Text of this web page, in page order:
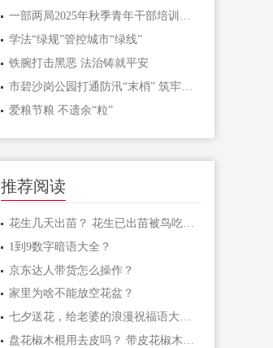
一部两局2025年秋季青年干部培训班和处级干部进修班开班
学法“绿规”管控城市“绿线”
铁腕打击黑恶 法治铸就平安
市碧沙岗公园打通防汛“末梢” 筑牢生态安全屏障
爱粮节粮 不遗余“粒”
推荐阅读
花生几天出苗？ 花生已出苗被鸟吃怎么办？
1到9数字暗语大全？
京东达人带货怎么操作？
家里为啥不能放空花盆？
七夕送花，给老婆的浪漫祝福语大汇总
盘花椒木棍用去皮吗？ 带皮花椒木棍怎样盘玩？